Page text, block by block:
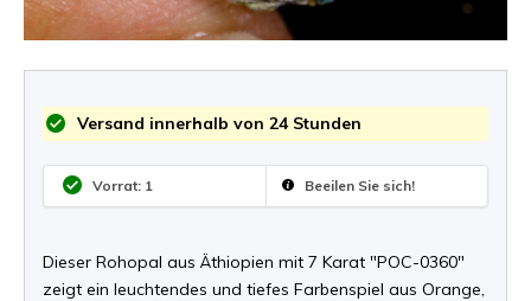
Versand innerhalb von 24 Stunden
Vorrat: 1 Beeilen Sie sich!
Dieser Rohopal aus Äthiopien mit 7 Karat "POC-0360"
zeigt ein leuchtendes und tiefes Farbenspiel aus Orange,